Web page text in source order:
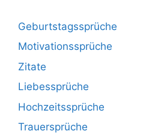
Geburtstagssprüche
Motivationssprüche
Zitate
Liebessprüche
Hochzeitssprüche
Trauersprüche